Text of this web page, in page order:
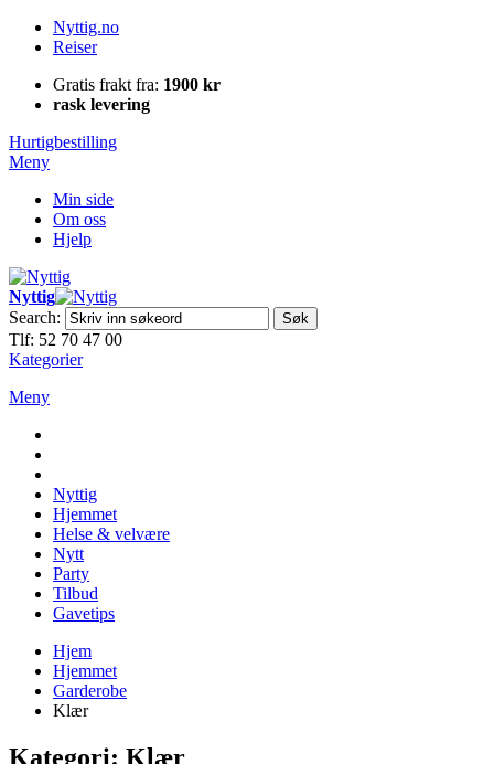
Nyttig.no
Reiser
Gratis frakt fra: 1900 kr
rask levering
Hurtigbestilling
Meny
Min side
Om oss
Hjelp
Nyttig
Search:
Søk
Tlf: 52 70 47 00
Kategorier
Meny
Nyttig
Hjemmet
Helse & velvære
Nytt
Party
Tilbud
Gavetips
Hjem
Hjemmet
Garderobe
Klær
Kategori: Klær